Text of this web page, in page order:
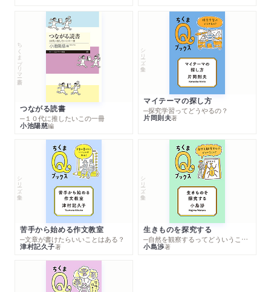
ちくまプリマー新書
つながる読書
─１０代に推したいこの一冊
小池陽慈編
シリーズ・全集
マイテーマの探し方
─探究学習ってどうやるの？
片岡則夫著
シリーズ・全集
苦手から始める作文教室
─文章が書けたらいいことはある？
津村記久子著
シリーズ・全集
生きものを探究する
─自然を観察するってどういうこと？
小島渉著